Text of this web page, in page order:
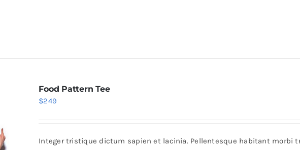
Food Pattern Tee
$249
Integer tristique dictum sapien et lacinia. Pellentesque habitant morbi